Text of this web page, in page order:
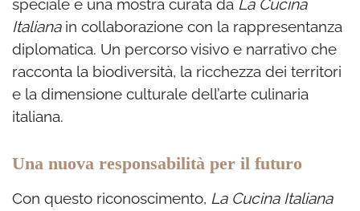
speciale e una mostra curata da La Cucina
Italianain collaborazione con la rappresentanza
diplomatica. Un percorso visivo e narrativo che
racconta la biodiversità, la ricchezza dei territori
e la dimensione culturale dell’arte culinaria
italiana.
Una nuova responsabilità per il futuro
Con questo riconoscimento, La Cucina Italiana